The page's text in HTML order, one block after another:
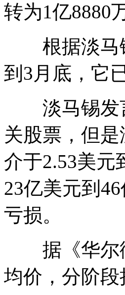
转为1亿8880
根据淡马锡
到3月底，它
淡马锡发言
关股票，但
介于2.53美元
23亿美元到
亏损。
据《华尔街
均价，分阶